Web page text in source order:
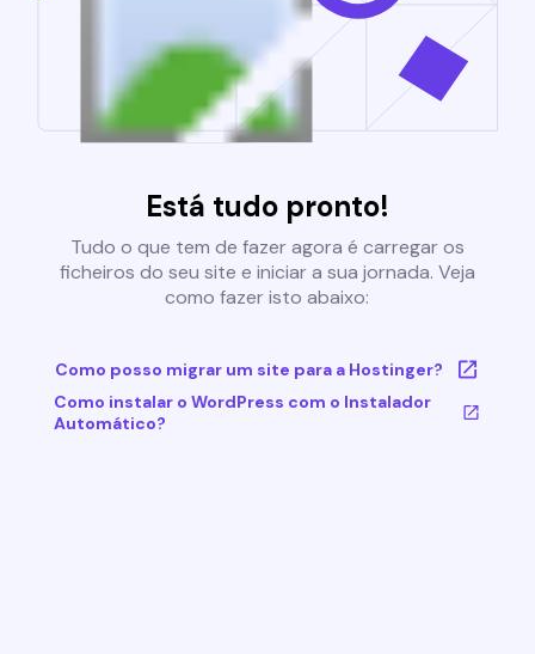
Está tudo pronto!
Tudo o que tem de fazer agora é carregar os
ficheiros do seu site e iniciar a sua jornada. Veja
como fazer isto abaixo:
Como posso migrar um site para a Hostinger?
Como instalar o WordPress com o Instalador
Automático?